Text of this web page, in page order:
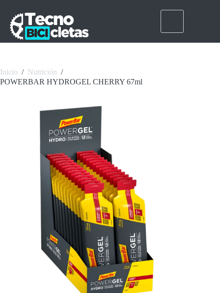
contenido
Inicio / Nutrición /
POWERBAR HYDROGEL CHERRY 67ml